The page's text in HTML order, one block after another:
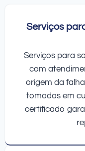
Serviços
Serviços para
com
origem da
tomadas em
certificado